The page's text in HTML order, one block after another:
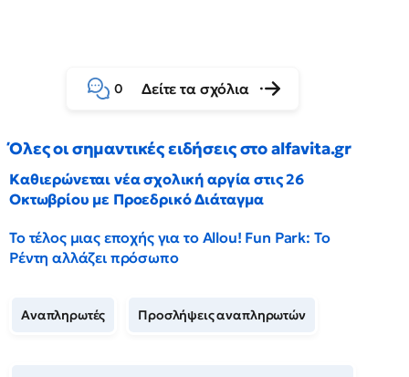
0 Δείτε τα σχόλια
Όλες οι σημαντικές ειδήσεις στο alfavita.gr
Καθιερώνεται νέα σχολική αργία στις 26
Οκτωβρίου με Προεδρικό Διάταγμα
Το τέλος μιας εποχής για το Allou! Fun Park: Το
Ρέντη αλλάζει πρόσωπο
Αναπληρωτές Προσλήψεις αναπληρωτών